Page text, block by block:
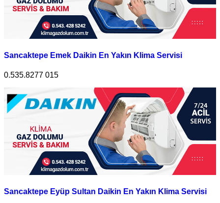
Sancaktepe Emek Daikin En Yakın Klima Servisi
0.535.8277 015
Sancaktepe Eyüp Sultan Daikin En Yakın Klima Servisi